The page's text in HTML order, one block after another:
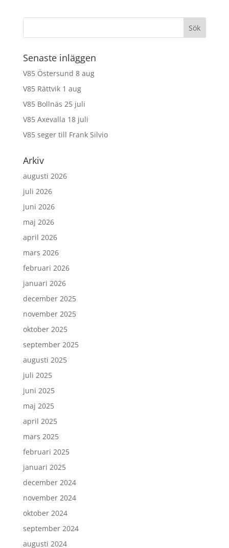
Senaste inläggen
V85 Östersund 8 aug
V85 Rättvik 1 aug
V85 Bollnäs 25 juli
V85 Axevalla 18 juli
V85 seger till Frank Silvio
Arkiv
augusti 2026
juli 2026
juni 2026
maj 2026
april 2026
mars 2026
februari 2026
januari 2026
december 2025
november 2025
oktober 2025
september 2025
augusti 2025
juli 2025
juni 2025
maj 2025
april 2025
mars 2025
februari 2025
januari 2025
december 2024
november 2024
oktober 2024
september 2024
augusti 2024